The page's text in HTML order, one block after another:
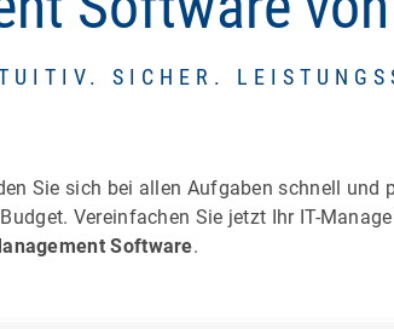
SICHER.
Sie sich bei allen Aufgaben schnell und
Vereinfachen Sie jetzt Ihr IT-
Software.